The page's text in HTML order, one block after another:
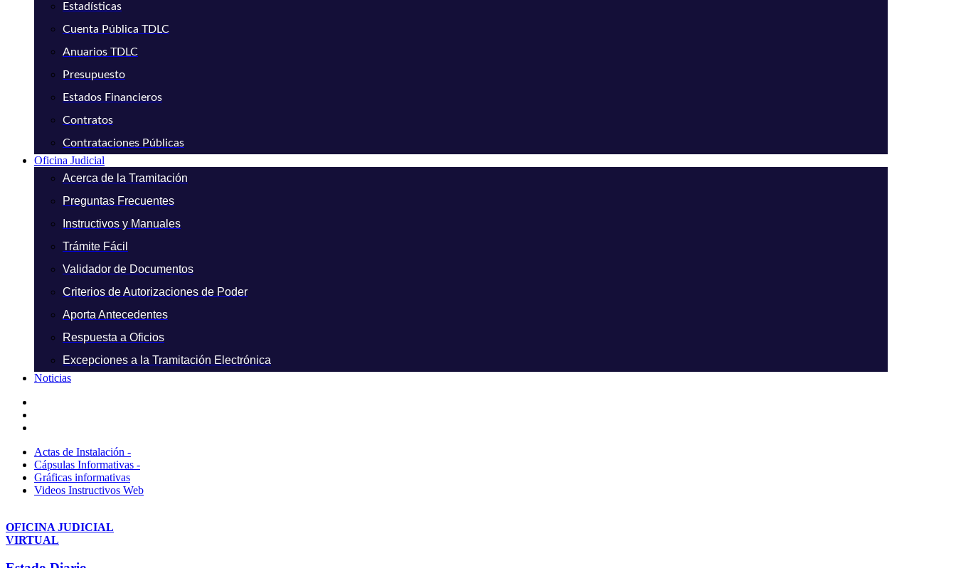
Estadísticas
Cuenta Pública TDLC
Anuarios TDLC
Presupuesto
Estados Financieros
Contratos
Contrataciones Públicas
Oficina Judicial
Acerca de la Tramitación
Preguntas Frecuentes
Instructivos y Manuales
Trámite Fácil
Validador de Documentos
Criterios de Autorizaciones de Poder
Aporta Antecedentes
Respuesta a Oficios
Excepciones a la Tramitación Electrónica
Noticias
Actas de Instalación -
Cápsulas Informativas -
Gráficas informativas
Videos Instructivos Web
OFICINA JUDICIAL
VIRTUAL